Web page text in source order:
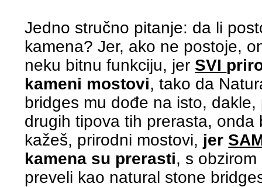
Jedno stručno pitanje: da li
kamena? Jer, ako ne postoje,
neku bitnu funkciju, jer SVI
kameni mostovi, tako da
bridges mu dođe na isto,
drugih tipova tih prerasta,
kažeš, prirodni mostovi, jer
kamena su prerasti, s
preveli kao natural stone